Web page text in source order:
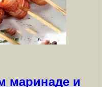
маринаде и